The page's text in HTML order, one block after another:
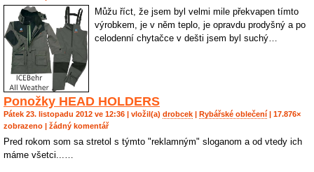
Můžu říct, že jsem byl velmi mile překvapen tímto
výrobkem, je v něm teplo, je opravdu prodyšný a po
celodenní chytačce v dešti jsem byl suchý…
Ponožky HEAD HOLDERS
Pátek 23. listopadu 2012 ve 12:36 | vložil(a) drobcek Rybářské oblečení | 17.876×
zobrazeno | žádný komentář
Pred rokom som sa stretol s týmto "reklamným" sloganom a od vtedy ich
máme všetci...…